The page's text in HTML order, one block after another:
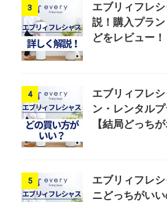
3
エブリィフレ
説！購入プラ
どをレビュー！
4
エブリィフレ
ン・レンタル
【結局どっち
5
エブリィフレ
ニどっちがい